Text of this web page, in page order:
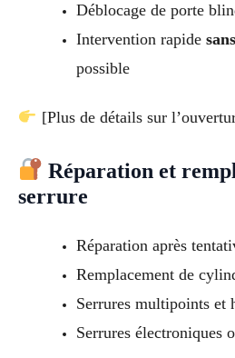
Déblocage de porte
Intervention rapide
possible
[Plus de détails sur
Réparation et
serrure
Réparation après
Remplacement de
Serrures multipoints et
Serrures électroniques